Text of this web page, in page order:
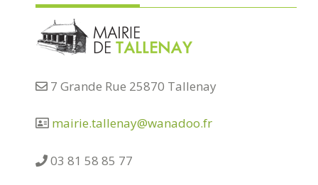
7 Grande Rue 25870 Tallenay
mairie.tallenay@wanadoo.fr
03 81 58 85 77